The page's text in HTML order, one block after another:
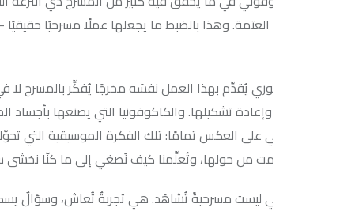
وهذا بالضبط ما يجعلها عملًا مسرحيًا حقيقيًا — لأن
يُقدِّم بهذا العمل نفسَه مخرجًا يُفكِّر بالمسرح لا في المسرح؛
تشكيلها. والكاكوفونيا التي يصنعها بأجساد الممثلين
العكس تمامًا: تلك الفكرة الموسيقية التي تحوّلت إلى
من حولها، وتُعلِّمنا كيف نُصغي إلى ما كنّا نخشى سماعه.
مسرحيةً تُشاهَد. هي تجربةٌ تُعاش، وسؤالٌ يسكنك بعد أن تغادر